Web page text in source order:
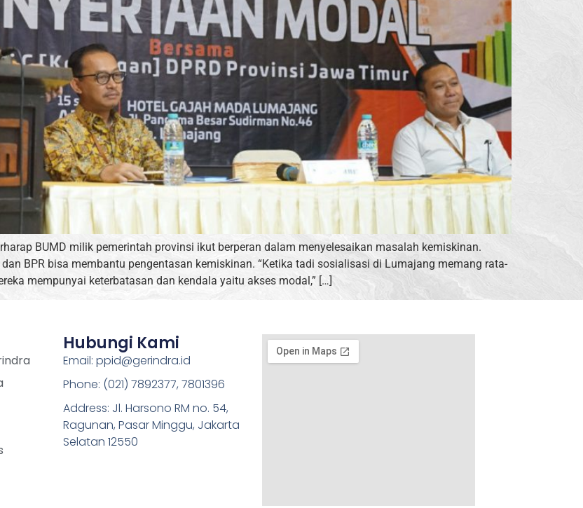
BUMD milik pemerintah provinsi ikut berperan dalam menyelesaikan masalah kemiskinan.
BPR bisa membantu pengentasan kemiskinan. “Ketika tadi sosialisasi di Lumajang memang rata-
mempunyai keterbatasan dan kendala yaitu akses modal,” […]
Hubungi Kami
Email: ppid@gerindra.id
Phone: (021) 7892377, 7801396
Address: Jl. Harsono RM no. 54,
Ragunan, Pasar Minggu, Jakarta
Selatan 12550